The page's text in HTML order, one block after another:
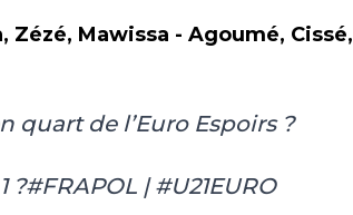
Zézé, Mawissa - Agoumé, Cissé,
quart de l’Euro Espoirs ?
?#FRAPOL |#U21EURO